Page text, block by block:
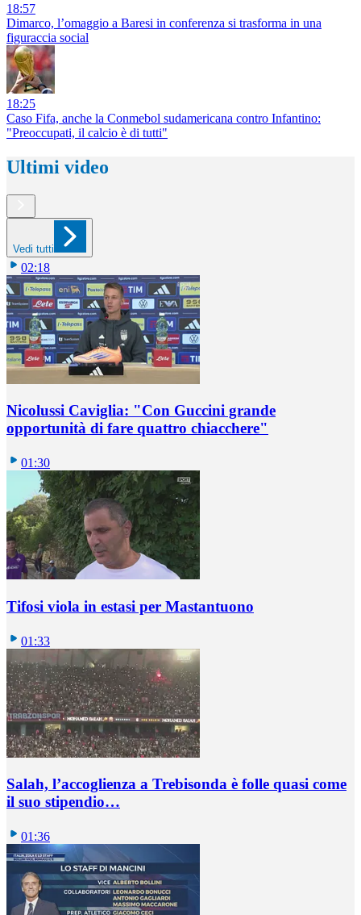
18:57
Dimarco, l’omaggio a Baresi in conferenza si trasforma in una
figuraccia social
18:25
Caso Fifa, anche la Conmebol sudamericana contro Infantino:
"Preoccupati, il calcio è di tutti"
Ultimi video
Vedi tutti
02:18
Nicolussi Caviglia: "Con Guccini grande
opportunità di fare quattro chiacchere"
01:30
Tifosi viola in estasi per Mastantuono
01:33
Salah, l’accoglienza a Trebisonda è folle quasi come
il suo stipendio…
01:36